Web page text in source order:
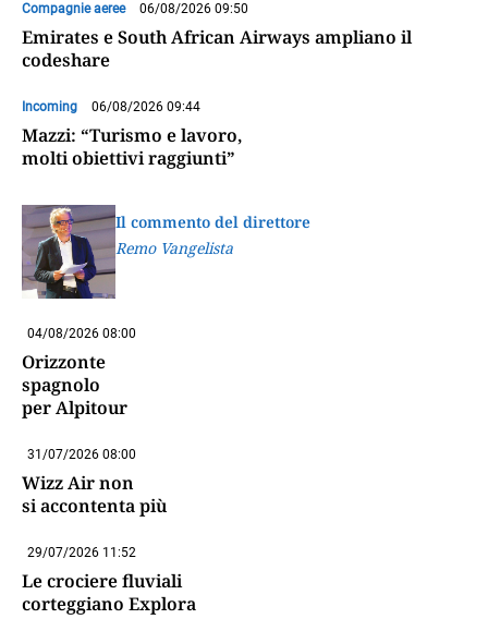
Compagnie aeree 06/08/2026 09:50
Emirates e South African Airways ampliano il
codeshare
Incoming 06/08/2026 09:44
Mazzi: “Turismo e lavoro,
molti obiettivi raggiunti”
Il commento del direttore
Remo Vangelista
04/08/2026 08:00
Orizzonte
spagnolo
per Alpitour
31/07/2026 08:00
Wizz Air non
si accontenta più
29/07/2026 11:52
Le crociere fluviali
corteggiano Explora